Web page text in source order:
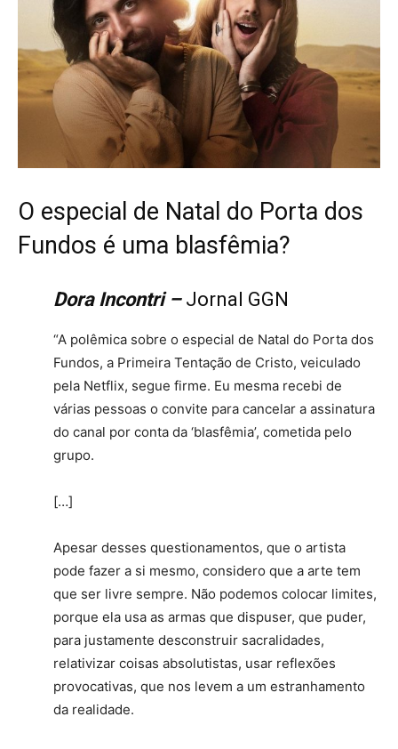
O especial de Natal do Porta dos
Fundos é uma blasfêmia?
Dora Incontri – Jornal GGN
“A polêmica sobre o especial de Natal do Porta dos
Fundos, a Primeira Tentação de Cristo, veiculado
pela Netflix, segue firme. Eu mesma recebi de
várias pessoas o convite para cancelar a assinatura
do canal por conta da ‘blasfêmia’, cometida pelo
grupo.
[…]
Apesar desses questionamentos, que o artista
pode fazer a si mesmo, considero que a arte tem
que ser livre sempre. Não podemos colocar limites,
porque ela usa as armas que dispuser, que puder,
para justamente desconstruir sacralidades,
relativizar coisas absolutistas, usar reflexões
provocativas, que nos levem a um estranhamento
da realidade.